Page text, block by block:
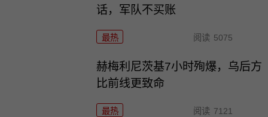
话，军队不买账
最热 阅读 5075
赫梅利尼茨基7小时殉爆，乌后方
比前线更致命
最热 阅读 7121